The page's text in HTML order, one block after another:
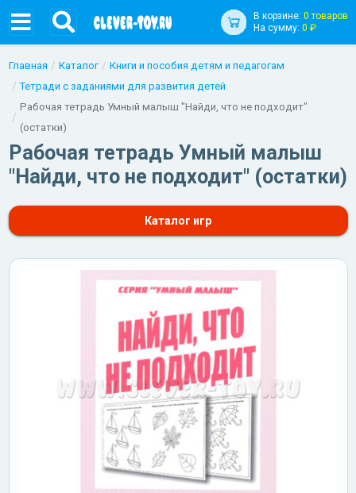
В корзине: 0 товаров
На сумму: 0 ₽
Главная Каталог
Книги и пособия детям и педагогам
Тетради с заданиями для развития детей
Рабочая тетрадь Умный малыш "Найди, что не подходит"
(остатки)
Рабочая тетрадь Умный малыш
"Найди, что не подходит" (остатки)
Каталог игр